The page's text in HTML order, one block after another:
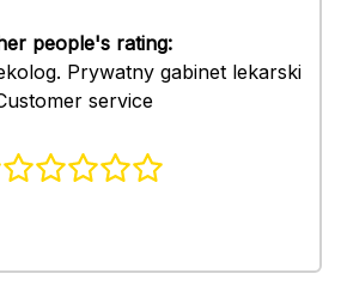
people's rating:
Prywatny gabinet lekarski
service